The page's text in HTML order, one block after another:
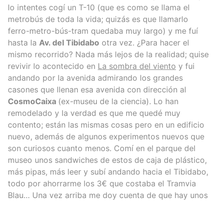
lo intentes cogí un T-10 (que es como se llama el
metrobús de toda la vida; quizás es que llamarlo
ferro-metro-bús-tram quedaba muy largo) y me fuí
hasta la Av. del Tibidabo otra vez. ¿Para hacer el
mismo recorrido? Nada más lejos de la realidad; quise
revivir lo acontecido en La sombra del viento y fui
andando por la avenida admirando los grandes
casones que llenan esa avenida con dirección al
CosmoCaixa (ex-museu de la ciencia). Lo han
remodelado y la verdad es que me quedé muy
contento; están las mismas cosas pero en un edificio
nuevo, además de algunos experimentos nuevos que
son curiosos cuanto menos. Comí en el parque del
museo unos sandwiches de estos de caja de plástico,
más pipas, más leer y subí andando hacia el Tibidabo,
todo por ahorrarme los 3€ que costaba el Tramvia
Blau… Una vez arriba me doy cuenta de que hay unos